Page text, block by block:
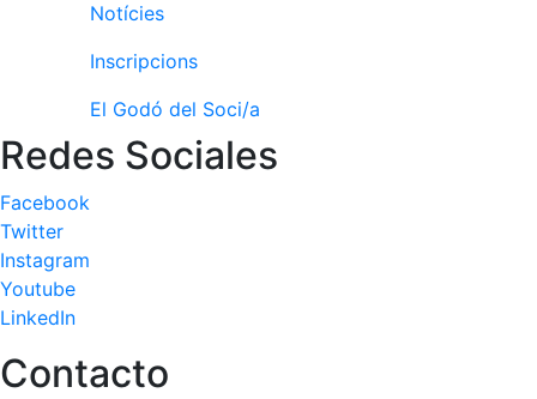
Calendari
d'Activitats
Socials
Jocs de taula
Penyes del
Club
Wellness
Center
Servei de
fisiosalut
Entrenaments
personals
Notícies
Inscripcions
El Godó del Soci/a
Redes Sociales
Facebook
Twitter
Instagram
Youtube
LinkedIn
Contacto